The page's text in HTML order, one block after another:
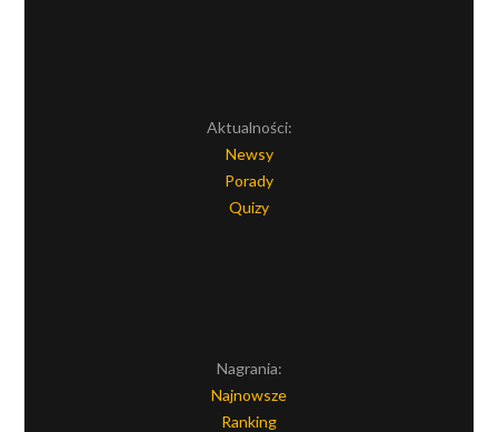
Aktualności:
Newsy
Porady
Quizy
Nagrania:
Najnowsze
Ranking